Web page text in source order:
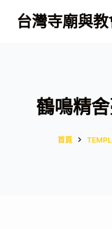
跳
至
台灣寺廟與教
鶴鳴精
首頁